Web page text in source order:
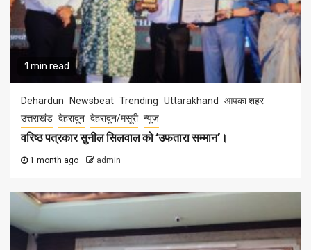
1 min read
Dehardun Newsbeat Trending Uttarakhand
आपका शहर
उत्तराखंड देहरादून देहरादून/मसूरी न्यूज़
वरिष्ठ पत्रकार सुनील सिलवाल को ‘उफतारा सम्मान’।
1 month ago admin